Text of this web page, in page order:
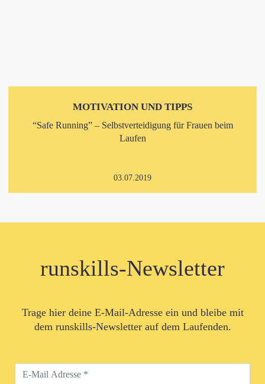
MOTIVATION UND TIPPS
“Safe Running” – Selbstverteidigung für Frauen beim
Laufen
03.07.2019
runskills-Newsletter
Trage hier deine E-Mail-Adresse ein und bleibe mit
dem runskills-Newsletter auf dem Laufenden.